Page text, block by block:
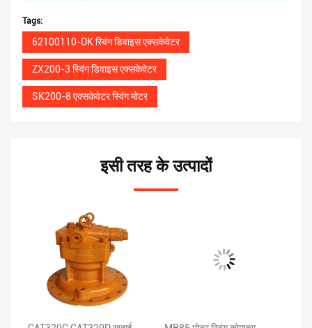
Tags:
62100110-DK स्विंग डिवाइस एक्सकेवेटर
ZX200-3 स्विंग डिवाइस एक्सकेवेटर
SK200-8 एक्सकेवेटर स्विंग मोटर
इसी तरह के उत्पादों